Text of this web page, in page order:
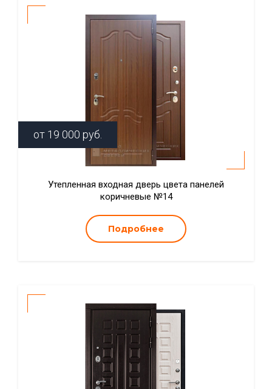
от 19 000 руб.
Утепленная входная дверь цвета панелей
коричневые №14
Подробнее